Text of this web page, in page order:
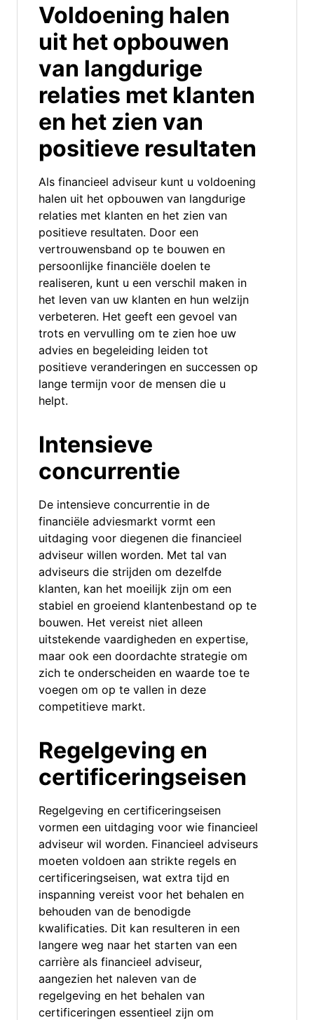
Voldoening halen
uit het opbouwen
van langdurige
relaties met klanten
en het zien van
positieve resultaten
Als financieel adviseur kunt u voldoening
halen uit het opbouwen van langdurige
relaties met klanten en het zien van
positieve resultaten. Door een
vertrouwensband op te bouwen en
persoonlijke financiële doelen te
realiseren, kunt u een verschil maken in
het leven van uw klanten en hun welzijn
verbeteren. Het geeft een gevoel van
trots en vervulling om te zien hoe uw
advies en begeleiding leiden tot
positieve veranderingen en successen op
lange termijn voor de mensen die u
helpt.
Intensieve
concurrentie
De intensieve concurrentie in de
financiële adviesmarkt vormt een
uitdaging voor diegenen die financieel
adviseur willen worden. Met tal van
adviseurs die strijden om dezelfde
klanten, kan het moeilijk zijn om een
stabiel en groeiend klantenbestand op te
bouwen. Het vereist niet alleen
uitstekende vaardigheden en expertise,
maar ook een doordachte strategie om
zich te onderscheiden en waarde toe te
voegen om op te vallen in deze
competitieve markt.
Regelgeving en
certificeringseisen
Regelgeving en certificeringseisen
vormen een uitdaging voor wie financieel
adviseur wil worden. Financieel adviseurs
moeten voldoen aan strikte regels en
certificeringseisen, wat extra tijd en
inspanning vereist voor het behalen en
behouden van de benodigde
kwalificaties. Dit kan resulteren in een
langere weg naar het starten van een
carrière als financieel adviseur,
aangezien het naleven van de
regelgeving en het behalen van
certificeringen essentieel zijn om